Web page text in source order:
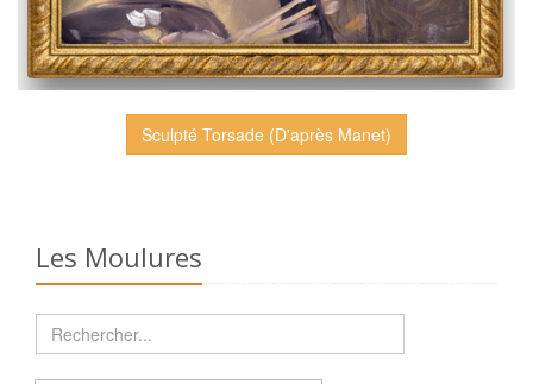
Sculpté Torsade (D'après Manet)
Les Moulures